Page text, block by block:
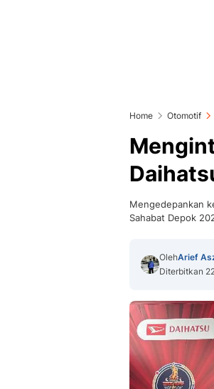
Home Otomotif
Mengedepankan
Sahabat Depok
OlehArief
Diterbitkan